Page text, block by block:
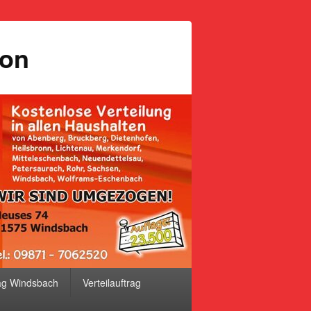
Windsbach Verteilauftrag